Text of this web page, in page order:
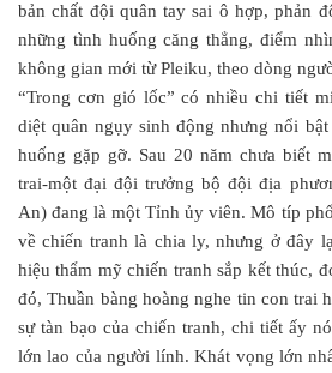
bản chất đội quân tay sai ô hợp, phản
những tình huống căng thẳng, điểm
không gian mới từ Pleiku, theo dòng
“Trong cơn gió lốc” có nhiều chi tiết
diệt quân ngụy sinh động nhưng nổi
huống gặp gỡ. Sau 20 năm chưa biết
trai-một đại đội trưởng bộ đội địa
An) đang là một Tỉnh ủy viên. Mô típ
về chiến tranh là chia ly, nhưng ở đây
hiệu thẩm mỹ chiến tranh sắp kết thúc,
đó, Thuần bàng hoàng nghe tin con trai
sự tàn bạo của chiến tranh, chi tiết ấy
lớn lao của người lính. Khát vọng lớn